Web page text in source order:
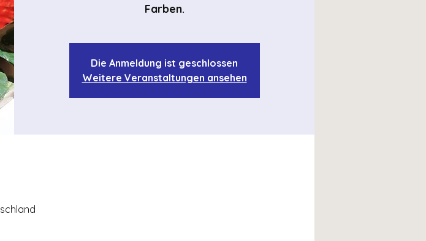
Farben.
Die Anmeldung ist geschlossen
Weitere Veranstaltungen ansehen